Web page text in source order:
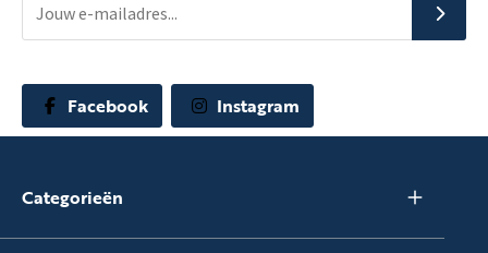
Facebook Instagram
Categorieën